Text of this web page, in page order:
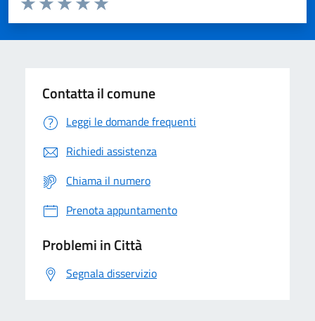
Valuta 5 stelle su 5
Valuta 4 stelle su 5
Valuta 3 stelle su 5
Valuta 2 stelle su 5
Valuta 1 stelle su 5
Contatta il comune
Leggi le domande frequenti
Richiedi assistenza
Chiama il numero
Prenota appuntamento
Problemi in Città
Segnala disservizio